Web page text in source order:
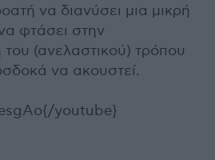
να διανύσει μια μικρή
φτάσει στην
(ανελαστικού) τρόπου
να ακουστεί.
youtube}